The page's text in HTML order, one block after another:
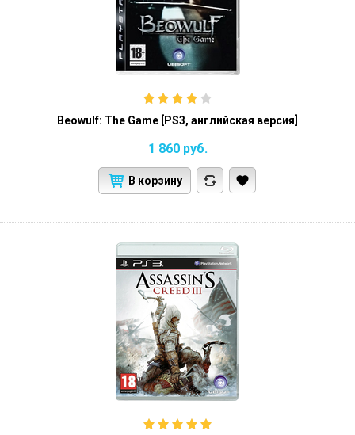
Beowulf: The Game [PS3, английская версия]
1 860 руб.
В корзину